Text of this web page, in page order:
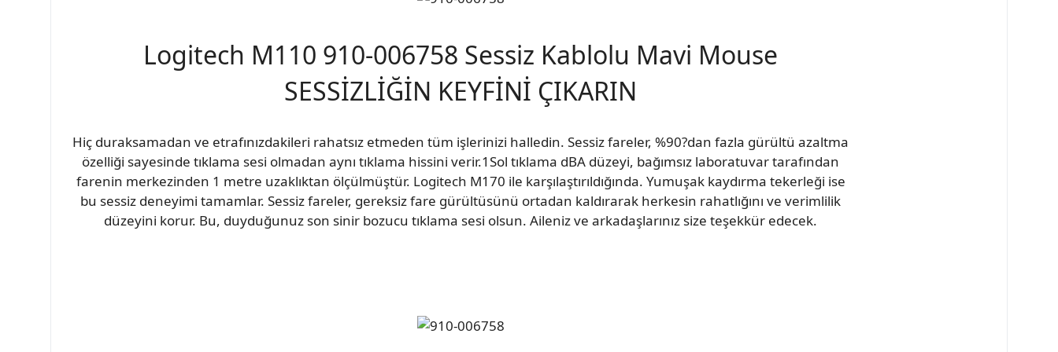
Logitech M110 910-006758 Sessiz Kablolu Mavi Mouse
SESSİZLİĞİN KEYFİNİ ÇIKARIN
Hiç duraksamadan ve etrafınızdakileri rahatsız etmeden tüm işlerinizi halledin. Sessiz fareler, %90?dan fazla gürültü azaltma
özelliği sayesinde tıklama sesi olmadan aynı tıklama hissini verir.1Sol tıklama dBA düzeyi, bağımsız laboratuvar tarafından
farenin merkezinden 1 metre uzaklıktan ölçülmüştür. Logitech M170 ile karşılaştırıldığında. Yumuşak kaydırma tekerleği ise
bu sessiz deneyimi tamamlar. Sessiz fareler, gereksiz fare gürültüsünü ortadan kaldırarak herkesin rahatlığını ve verimlilik
düzeyini korur. Bu, duyduğunuz son sinir bozucu tıklama sesi olsun. Aileniz ve arkadaşlarınız size teşekkür edecek.